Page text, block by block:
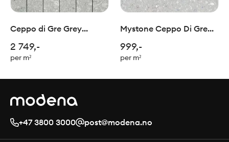
Ceppo di Gre Grey
2 749,-
per m²
Mystone Ceppo Di Gre
999,-
per m²
+47 3800 3000 post@modena.no